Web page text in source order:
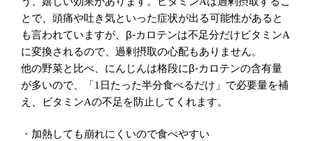
とで、頭痛や吐き気といった症状が出る可能性があると
も言われていますが、β‐カロテンは不足分だけビタミンA
に変換されるので、過剰摂取の心配もありません。
他の野菜と比べ、にんじんは格段にβ‐カロテンの含有量
が多いので、「1 日たった半分食べるだけ」で必要量を補
え、ビタミンAの不足を防止してくれます。
・ 加熱しても崩れにくいので食べやすい